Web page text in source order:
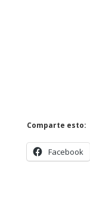
Comparte esto:
Facebook